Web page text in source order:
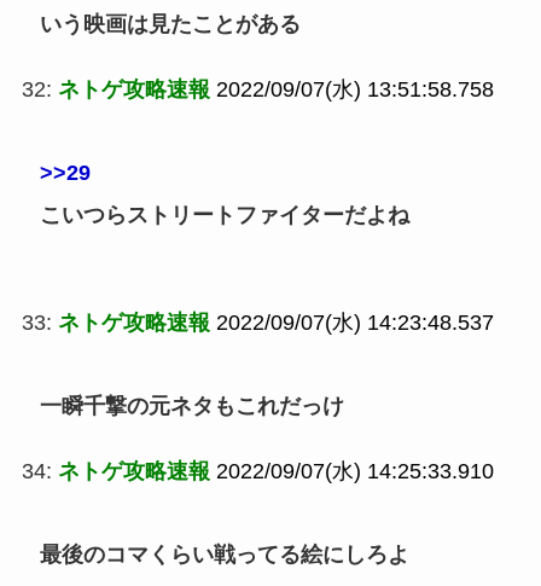
いう映画は見たことがある
32: ネトゲ攻略速報 2022/09/07(水) 13:51:58.758
>>29
こいつらストリートファイターだよね
33: ネトゲ攻略速報 2022/09/07(水) 14:23:48.537
一瞬千撃の元ネタもこれだっけ
34: ネトゲ攻略速報 2022/09/07(水) 14:25:33.910
最後のコマくらい戦ってる絵にしろよ